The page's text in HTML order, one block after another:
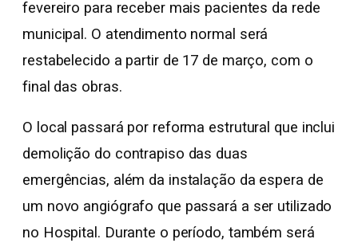
fevereiro para receber mais pacientes da rede
municipal. O atendimento normal será
restabelecido a partir de 17 de março, com o
final das obras.
O local passará por reforma estrutural que inclui
demolição do contrapiso das duas
emergências, além da instalação da espera de
um novo angiógrafo que passará a ser utilizado
no Hospital. Durante o período, também será